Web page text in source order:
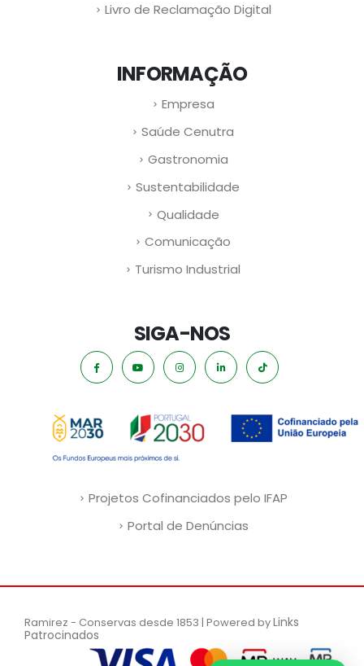
Livro de Reclamação Digital
INFORMAÇÃO
Empresa
Saúde Cenutra
Gastronomia
Sustentabilidade
Qualidade
Comunicação
Turismo Industrial
SIGA-NOS
Projetos Cofinanciados pelo IFAP
Portal de Denúncias
Ramirez - Conservas desde 1853 | Powered byLinks
Patrocinados